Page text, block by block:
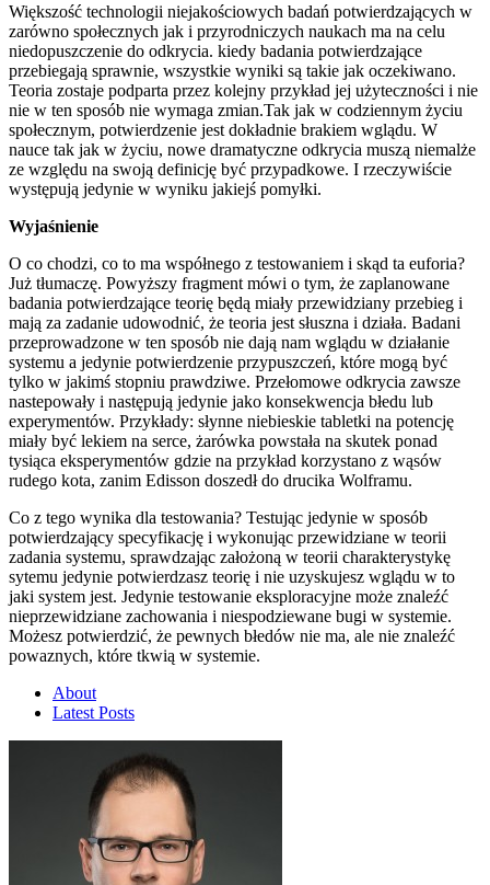
Większość technologii niejakościowych badań potwierdzających w
zarówno społecznych jak i przyrodniczych naukach ma na celu
niedopuszczenie do odkrycia. kiedy badania potwierdzające
przebiegają sprawnie, wszystkie wyniki są takie jak oczekiwano.
Teoria zostaje podparta przez kolejny przykład jej użyteczności i nie
nie w ten sposób nie wymaga zmian.Tak jak w codziennym życiu
społecznym, potwierdzenie jest dokładnie brakiem wglądu. W
nauce tak jak w życiu, nowe dramatyczne odkrycia muszą niemalże
ze względu na swoją definicję być przypadkowe. I rzeczywiście
występują jedynie w wyniku jakiejś pomyłki.
Wyjaśnienie
O co chodzi, co to ma współnego z testowaniem i skąd ta euforia?
Już tłumaczę. Powyższy fragment mówi o tym, że zaplanowane
badania potwierdzające teorię będą miały przewidziany przebieg i
mają za zadanie udowodnić, że teoria jest słuszna i działa. Badani
przeprowadzone w ten sposób nie dają nam wglądu w działanie
systemu a jedynie potwierdzenie przypuszczeń, które mogą być
tylko w jakimś stopniu prawdziwe. Przełomowe odkrycia zawsze
nastepowały i następują jedynie jako konsekwencja błedu lub
experymentów. Przykłady: słynne niebieskie tabletki na potencję
miały być lekiem na serce, żarówka powstała na skutek ponad
tysiąca eksperymentów gdzie na przykład korzystano z wąsów
rudego kota, zanim Edisson doszedł do drucika Wolframu.
Co z tego wynika dla testowania? Testując jedynie w sposób
potwierdzający specyfikację i wykonując przewidziane w teorii
zadania systemu, sprawdzając założoną w teorii charakterystykę
sytemu jedynie potwierdzasz teorię i nie uzyskujesz wglądu w to
jaki system jest. Jedynie testowanie eksploracyjne może znaleźć
nieprzewidziane zachowania i niespodziewane bugi w systemie.
Możesz potwierdzić, że pewnych błedów nie ma, ale nie znaleźć
powaznych, które tkwią w systemie.
About
Latest Posts